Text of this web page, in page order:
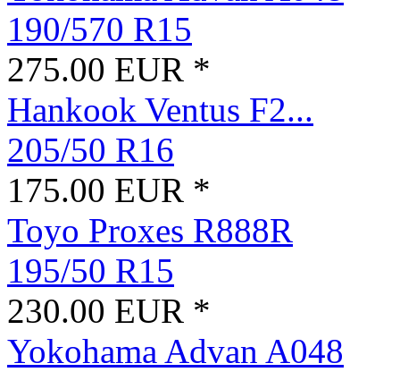
190/570 R15
275.00 EUR *
Hankook Ventus F2...
205/50 R16
175.00 EUR *
Toyo Proxes R888R
195/50 R15
230.00 EUR *
Yokohama Advan A048